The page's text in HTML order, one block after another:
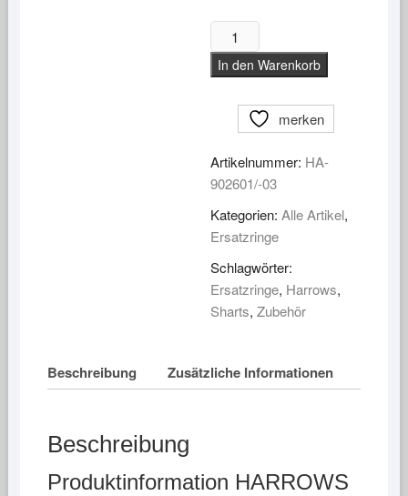
HARROWS
Supergrip
Ersatz
Menge
In den Warenkorb
merken
Artikelnummer: HA-
902601/-03
Kategorien: Alle Artikel,
Ersatzringe
Schlagwörter:
Ersatzringe, Harrows,
Sharts, Zubehör
Beschreibung Zusätzliche Informationen
Beschreibung
Produktinformation HARROWS